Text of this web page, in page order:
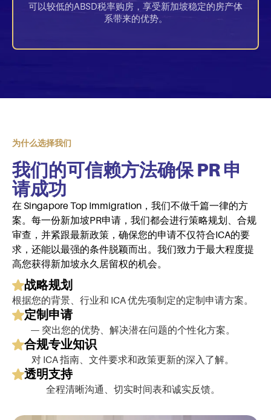
可以较低的ABSD税率购房，享受新加坡稳定的房产体
系带来的优势。
为什么选择我们
我们的可信赖方法确保 PR 申
请成功
在 Singapore Top Immigration，我们不做千篇一律的方
案。每一份新加坡PR申请，我们都会进行策略规划、合规
审查，并紧跟最新政策，确保您的申请不仅符合ICA的要
求，还能以最强的条件脱颖而出。我们致力于最大程度提
高您获得新加坡永久居留权的机会。
战略规划
根据您的背景、行业和 ICA 优先项制定的定制申请方案。
定制申请
— 突出您的优势、解决潜在问题的个性化方案。
合规专业知识
对 ICA 指南、文件要求和政策更新的深入了解。
透明支持
全程清晰沟通、切实时间表和诚实反馈。